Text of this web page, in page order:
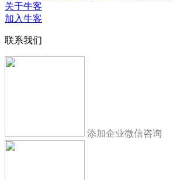
关于牛客
加入牛客
联系我们
添加企业微信咨询